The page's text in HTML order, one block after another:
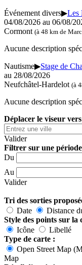
Événement divers▶Les
04/08/2026 au 06/08/
Cormont (à 48 km de
Aucune description
Nautisme▶Stage de
au 28/08/2026
Neufchâtel-Hardelot (à
Aucune description
Déplacer le viseur
Valider
Filtrer sur une
Du
Au
Valider
Tri des sorties
Date
Distance
Style des points sur la
Icône
Libellé
Type de carte :
Open Street Map
Map